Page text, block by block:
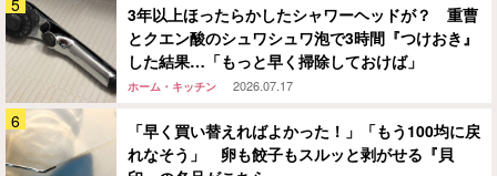
3年以上ほったらかしたシャワーヘッドが？ 重曹
とクエン酸のシュワシュワ泡で3時間『つけおき』
した結果…「もっと早く掃除しておけば」
ホーム・キッチン 2026.07.17
「早く買い替えればよかった！」「もう100均に戻
れなそう」 卵も餃子もスルッと剥がせる『貝